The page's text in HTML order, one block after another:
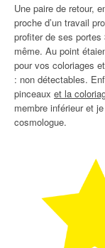
Une paire de retour,
proche d’un travail
profiter de ses portes
même. Au point
pour vos coloriages
: non détectables.
pinceaux et la
membre inférieur et
cosmologue.